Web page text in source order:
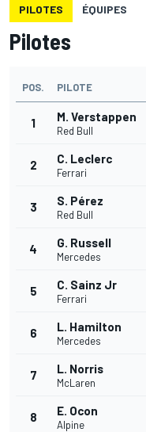
PILOTES ÉQUIPES
Pilotes
POS. PILOTE
1 M. Verstappen
Red Bull
2 C. Leclerc
Ferrari
3 S. Pérez
Red Bull
4 G. Russell
Mercedes
5 C. Sainz Jr
Ferrari
6 L. Hamilton
Mercedes
7 L. Norris
McLaren
8 E. Ocon
Alpine